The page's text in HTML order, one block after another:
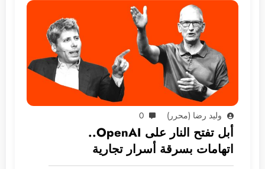
وليد رضا (محرر) 0
أبل تفتح النار على OpenAI..
اتهامات بسرقة أسرار تجارية